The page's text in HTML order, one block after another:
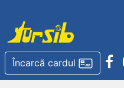
Încarcă cardul